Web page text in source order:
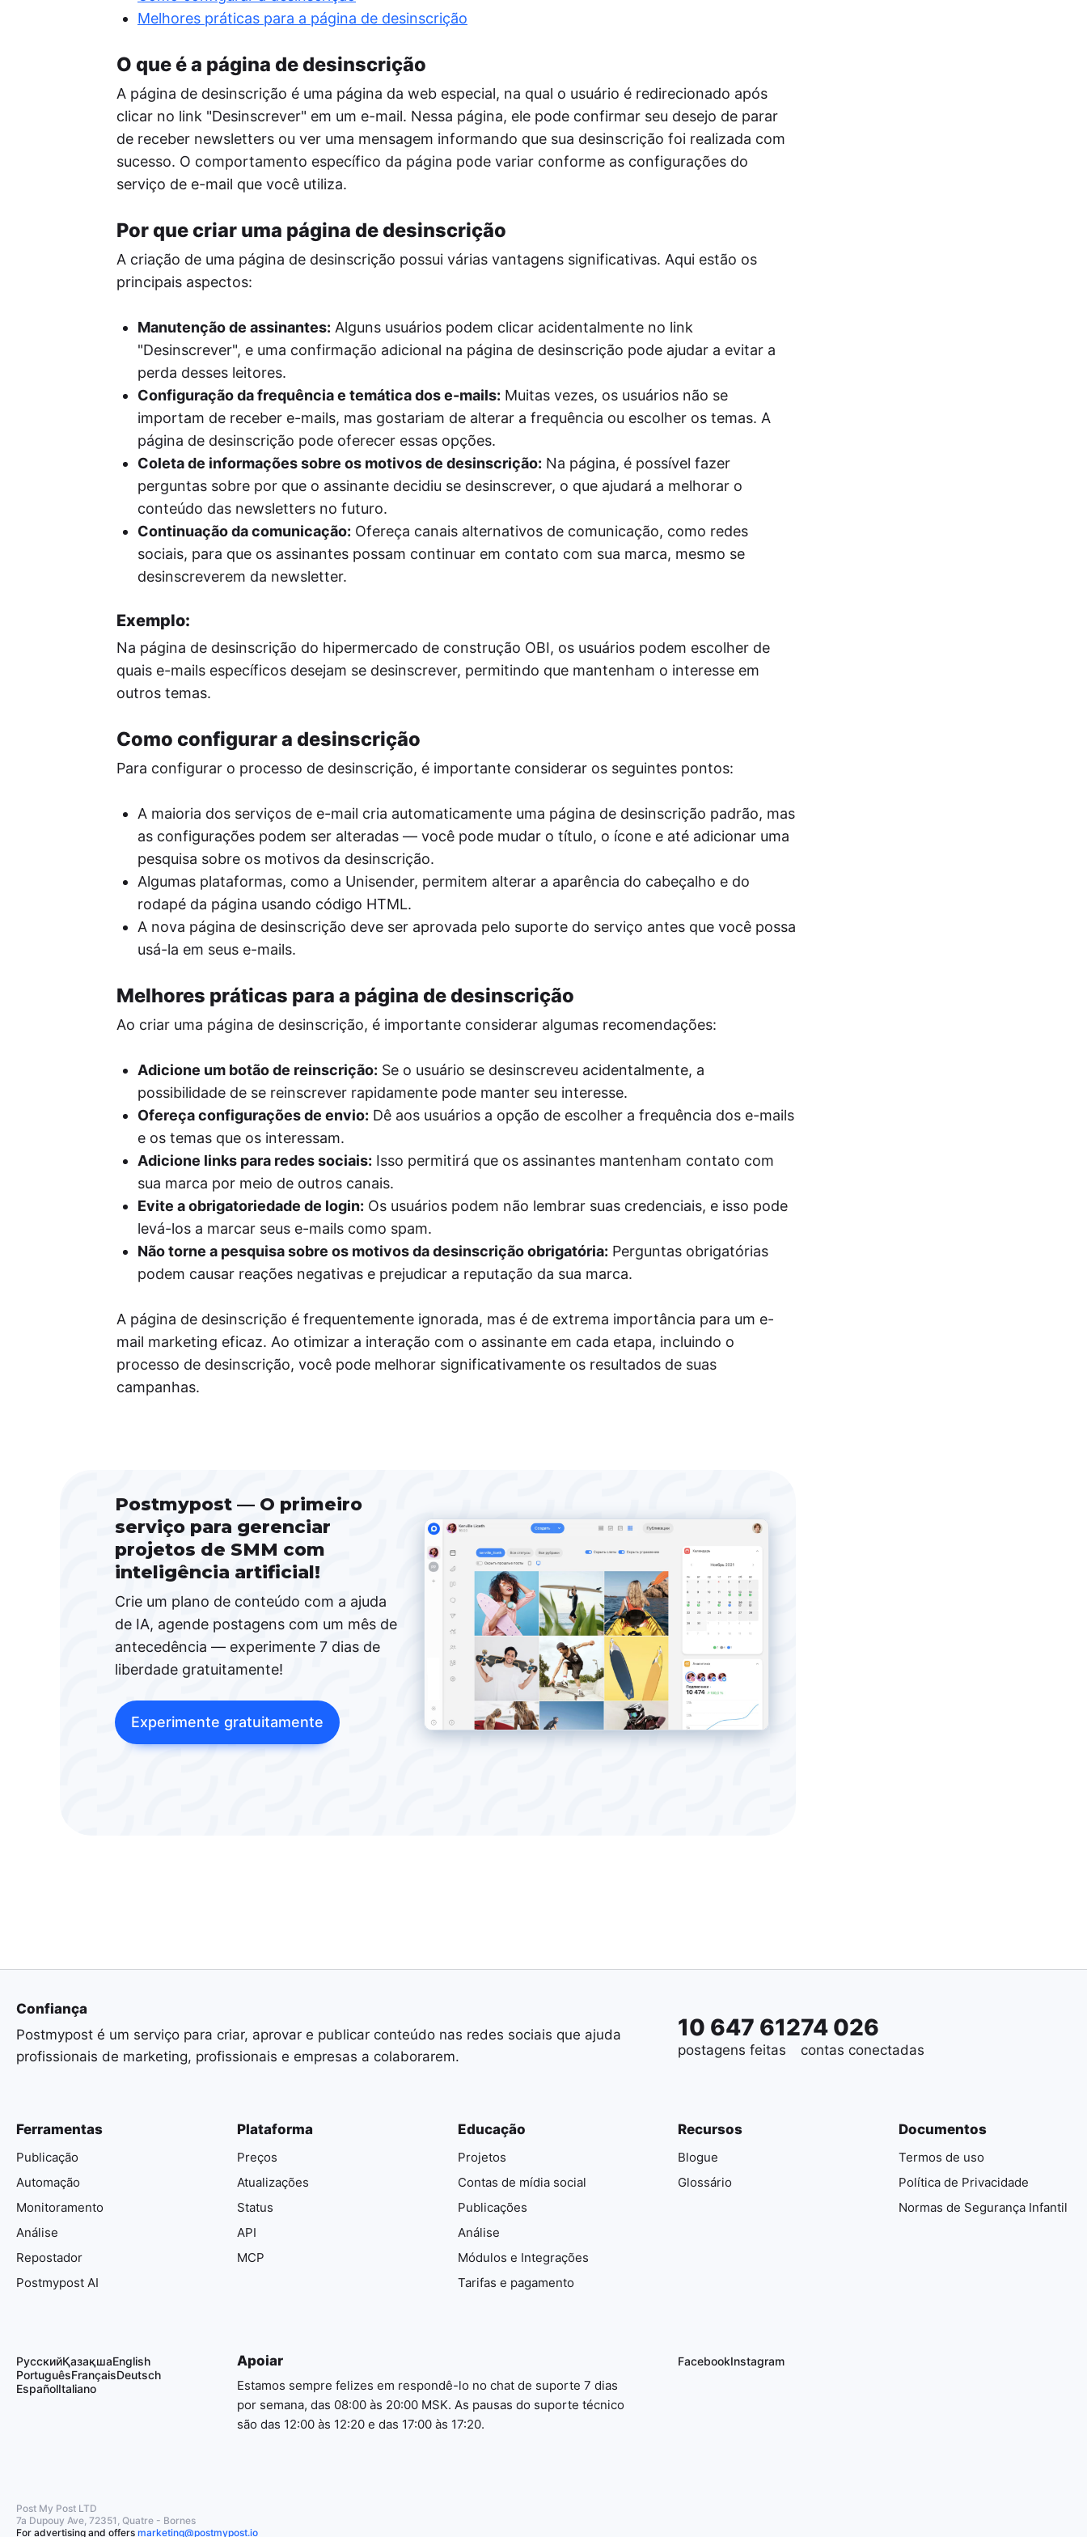
Permite a postagem automática de notícias do
Postmypost AI
A IA ajuda os profissionais de marketing a
enfrentar tarefas rotineiras, desde a geração de
ideias e a criação de planos de conteúdo até a
redação de textos e a análise de dados.
Melhores práticas para a página de desinscrição
O que é a página de desinscrição
A página de desinscrição é uma página da web especial, na qual o usuário é redirecionado após
clicar no link "Desinscrever" em um e-mail. Nessa página, ele pode confirmar seu desejo de parar
de receber newsletters ou ver uma mensagem informando que sua desinscrição foi realizada com
sucesso. O comportamento específico da página pode variar conforme as configurações do
serviço de e-mail que você utiliza.
Por que criar uma página de desinscrição
A criação de uma página de desinscrição possui várias vantagens significativas. Aqui estão os
principais aspectos:
Manutenção de assinantes: Alguns usuários podem clicar acidentalmente no link
"Desinscrever", e uma confirmação adicional na página de desinscrição pode ajudar a evitar a
perda desses leitores.
Configuração da frequência e temática dos e-mails: Muitas vezes, os usuários não se
importam de receber e-mails, mas gostariam de alterar a frequência ou escolher os temas. A
página de desinscrição pode oferecer essas opções.
Coleta de informações sobre os motivos de desinscrição: Na página, é possível fazer
perguntas sobre por que o assinante decidiu se desinscrever, o que ajudará a melhorar o
conteúdo das newsletters no futuro.
Continuação da comunicação: Ofereça canais alternativos de comunicação, como redes
sociais, para que os assinantes possam continuar em contato com sua marca, mesmo se
desinscreverem da newsletter.
Exemplo:
Na página de desinscrição do hipermercado de construção OBI, os usuários podem escolher de
quais e-mails específicos desejam se desinscrever, permitindo que mantenham o interesse em
outros temas.
Como configurar a desinscrição
Para configurar o processo de desinscrição, é importante considerar os seguintes pontos:
A maioria dos serviços de e-mail cria automaticamente uma página de desinscrição padrão, mas
as configurações podem ser alteradas — você pode mudar o título, o ícone e até adicionar uma
pesquisa sobre os motivos da desinscrição.
Algumas plataformas, como a Unisender, permitem alterar a aparência do cabeçalho e do
rodapé da página usando código HTML.
A nova página de desinscrição deve ser aprovada pelo suporte do serviço antes que você possa
usá-la em seus e-mails.
Melhores práticas para a página de desinscrição
Ao criar uma página de desinscrição, é importante considerar algumas recomendações:
Adicione um botão de reinscrição: Se o usuário se desinscreveu acidentalmente, a
possibilidade de se reinscrever rapidamente pode manter seu interesse.
Ofereça configurações de envio: Dê aos usuários a opção de escolher a frequência dos e-mails
e os temas que os interessam.
Adicione links para redes sociais: Isso permitirá que os assinantes mantenham contato com
sua marca por meio de outros canais.
Evite a obrigatoriedade de login: Os usuários podem não lembrar suas credenciais, e isso pode
levá-los a marcar seus e-mails como spam.
Não torne a pesquisa sobre os motivos da desinscrição obrigatória: Perguntas obrigatórias
podem causar reações negativas e prejudicar a reputação da sua marca.
A página de desinscrição é frequentemente ignorada, mas é de extrema importância para um e-
mail marketing eficaz. Ao otimizar a interação com o assinante em cada etapa, incluindo o
processo de desinscrição, você pode melhorar significativamente os resultados de suas
campanhas.
Postmypost — O primeiro
serviço para gerenciar
projetos de SMM com
inteligência artificial!
Crie um plano de conteúdo com a ajuda
de IA, agende postagens com um mês de
antecedência — experimente 7 dias de
liberdade gratuitamente!
Experimente gratuitamente
Confiança
Postmypost é um serviço para criar, aprovar e publicar conteúdo nas redes sociais que ajuda
profissionais de marketing, profissionais e empresas a colaborarem.
10 647 612
postagens feitas
74 026
contas conectadas
Ferramentas
Publicação
Automação
Monitoramento
Análise
Repostador
Postmypost AI
Plataforma
Preços
Atualizações
Status
API
MCP
Recursos
Blogue
Glossário
Educação
Projetos
Contas de mídia social
Publicações
Análise
Módulos e Integrações
Tarifas e pagamento
Documentos
Termos de uso
Política de Privacidade
Normas de Segurança Infantil
РусскийҚазақшаEnglish
PortuguêsFrançaisDeutsch
EspañolItaliano
Apoiar
Estamos sempre felizes em respondê-lo no chat de suporte 7 dias
por semana, das 08:00 às 20:00 MSK. As pausas do suporte técnico
são das 12:00 às 12:20 e das 17:00 às 17:20.
FacebookInstagram
Post My Post LTD
7a Dupouy Ave, 72351, Quatre - Bornes
For advertising and offers marketing@postmypost.io